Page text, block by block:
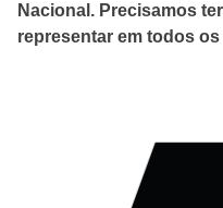
Nacional. Precisamos
representar em todos